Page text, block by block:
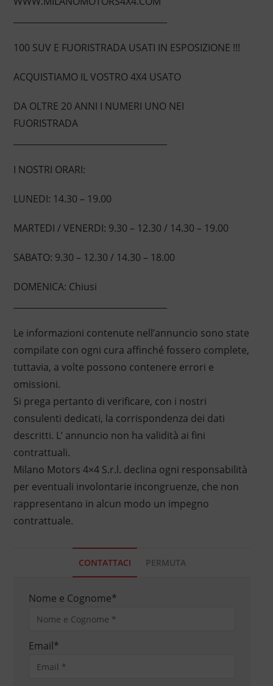
100 SUV E FUORISTRADA USATI IN ESPOSIZIONE !!!
ACQUISTIAMO IL VOSTRO 4X4 USATO
DA OLTRE 20 ANNI I NUMERI UNO NEI
FUORISTRADA
I NOSTRI ORARI:
LUNEDI: 14.30 – 19.00
MARTEDI / VENERDI: 9.30 – 12.30 / 14.30 – 19.00
SABATO: 9.30 – 12.30 / 14.30 – 18.00
DOMENICA: Chiusi
Le informazioni contenute nell’annuncio sono state
compilate con ogni cura affinché fossero complete,
tuttavia, a volte possono contenere errori e
omissioni.
Si prega pertanto di verificare, con i nostri
consulenti dedicati, la corrispondenza dei dati
descritti. L’ annuncio non ha validità ai fini
contrattuali.
Milano Motors 4×4 S.r.l. declina ogni responsabilità
per eventuali involontarie incongruenze, che non
rappresentano in alcun modo un impegno
contrattuale.
CONTATTACI PERMUTA
Nome e Cognome*
Email*